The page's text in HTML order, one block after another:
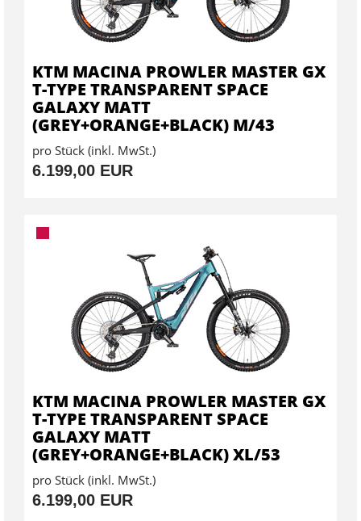
KTM MACINA PROWLER MASTER GX
T-TYPE TRANSPARENT SPACE
GALAXY MATT
(GREY+ORANGE+BLACK) M/43
pro Stück (inkl. MwSt.)
6.199,00 EUR
KTM MACINA PROWLER MASTER GX
T-TYPE TRANSPARENT SPACE
GALAXY MATT
(GREY+ORANGE+BLACK) XL/53
pro Stück (inkl. MwSt.)
6.199,00 EUR